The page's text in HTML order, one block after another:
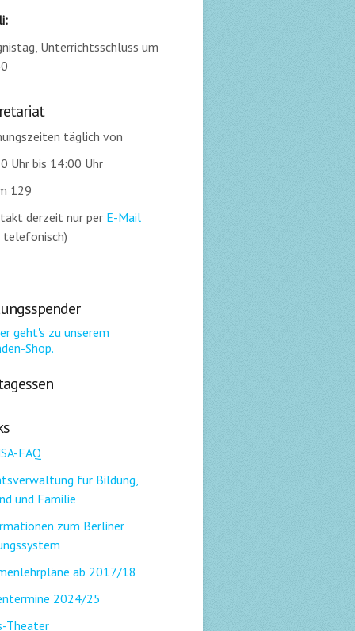
Unterrichtsschluss um
täglich von
Uhr bis 14:00 Uhr
129
derzeit nur per E-Mail
telefonisch)
FAQ
für Bildung,
und Familie
zum Berliner
ab 2017/18
2024/25
Theater